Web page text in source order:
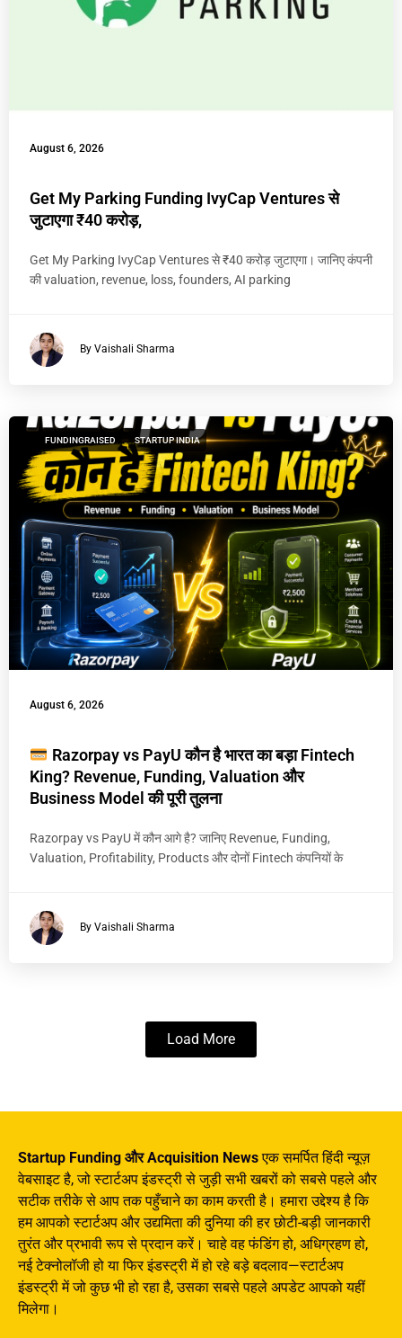
August 6, 2026
Get My Parking Funding IvyCap Ventures से
जुटाएगा ₹40 करोड़,
Get My Parking IvyCap Ventures से ₹40 करोड़ जुटाएगा। जानिए कंपनी
की valuation, revenue, loss, founders, AI parking
By Vaishali Sharma
FUNDINGRAISED STARTUP INDIA
August 6, 2026
Razorpay vs PayU कौन है भारत का बड़ा Fintech
King? Revenue, Funding, Valuation और
Business Model की पूरी तुलना
Razorpay vs PayU में कौन आगे है? जानिए Revenue, Funding,
Valuation, Profitability, Products और दोनों Fintech कंपनियों के
By Vaishali Sharma
Load More
Startup Funding और Acquisition Newsएक समर्पित हिंदी न्यूज़
वेबसाइट है, जो स्टार्टअप इंडस्ट्री से जुड़ी सभी खबरों को सबसे पहले और
सटीक तरीके से आप तक पहुँचाने का काम करती है। हमारा उद्देश्य है कि
हम आपको स्टार्टअप और उद्यमिता की दुनिया की हर छोटी-बड़ी जानकारी
तुरंत और प्रभावी रूप से प्रदान करें। चाहे वह फंडिंग हो, अधिग्रहण हो,
नई टेक्नोलॉजी हो या फिर इंडस्ट्री में हो रहे बड़े बदलाव—स्टार्टअप
इंडस्ट्री में जो कुछ भी हो रहा है, उसका सबसे पहले अपडेट आपको यहीं
मिलेगा।